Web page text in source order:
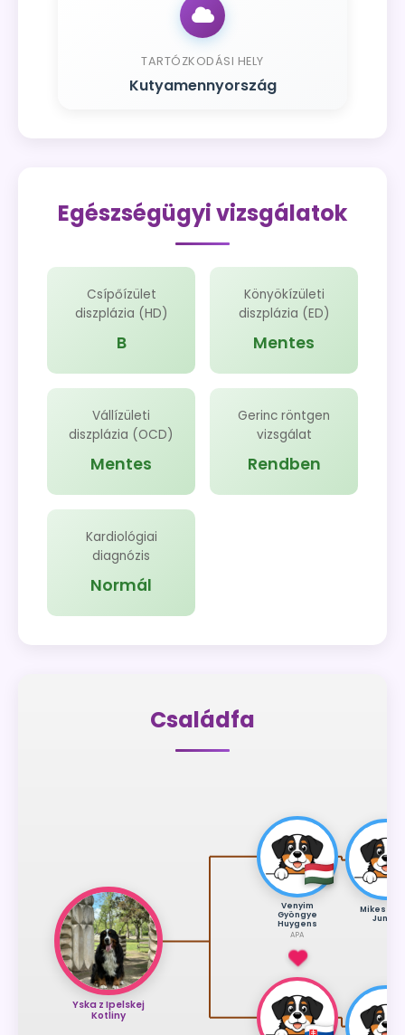
TARTÓZKODÁSI HELY
Kutyamennyország
Egészségügyi vizsgálatok
Csípőízület
diszplázia (HD)
B
Könyökízületi
diszplázia (ED)
Mentes
Vállízületi
diszplázia (OCD)
Mentes
Gerinc röntgen
vizsgálat
Rendben
Kardiológiai
diagnózis
Normál
Családfa
Yska z Ipelskej
Kotliny
Venyim
Gyöngye
Huygens
APA
Mikes Uti
Junior